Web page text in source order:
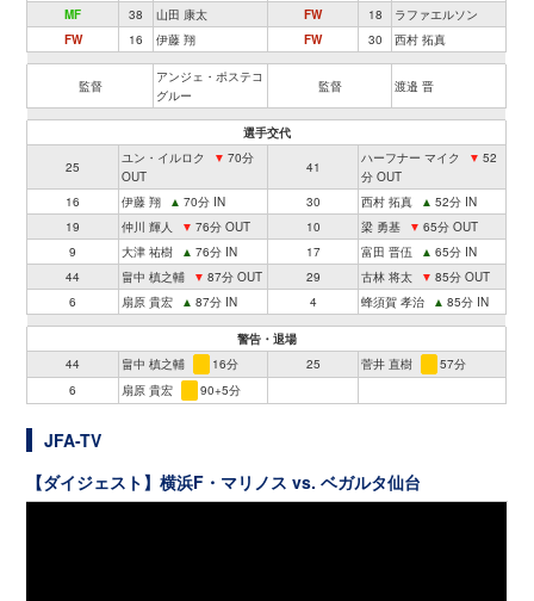
MF
38 山田 康太 FW 18
ラファエルソン
FW
16 伊藤 翔 FW 30 西村 拓真
監督
アンジェ・ポステコ
グルー
監督 渡邉 晋
選手交代
25
ユン・イルロク ▼ 70分
OUT
41
ハーフナー マイク ▼ 52
分 OUT
16
伊藤 翔 ▲ 70分 IN 30 西村 拓真 ▲ 52分 IN
19
仲川 輝人 ▼ 76分 OUT 10 梁 勇基 ▼ 65分 OUT
9
大津 祐樹 ▲ 76分 IN 17 富田 晋伍 ▲ 65分 IN
44
畠中 槙之輔 ▼ 87分 OUT 29 古林 将太 ▼ 85分 OUT
6
扇原 貴宏 ▲ 87分 IN 4 蜂須賀 孝治 ▲ 85分 IN
警告・退場
44
畠中 槙之輔 16分 25 菅井 直樹
57分
6
扇原 貴宏 90+5分
JFA-TV
【ダイジェスト】横浜F・マリノス vs. ベガルタ仙台